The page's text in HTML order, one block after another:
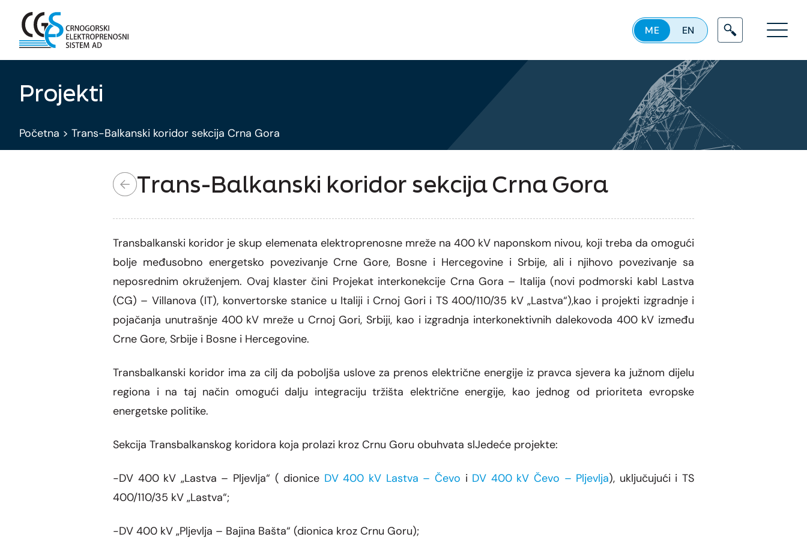
ME EN Menu
Projekti
Početna > Trans-Balkanski koridor sekcija Crna Gora
Trans-Balkanski koridor sekcija Crna Gora
Transbalkanski koridor je skup elemenata elektroprenosne mreže na 400 kV naponskom nivou, koji treba da omogući
bolje međusobno energetsko povezivanje Crne Gore, Bosne i Hercegovine i Srbije, ali i njihovo povezivanje sa
neposrednim okruženjem. Ovaj klaster čini Projekat interkonekcije Crna Gora – Italija (novi podmorski kabl Lastva
(CG) – Villanova (IT), konvertorske stanice u Italiji i Crnoj Gori i TS 400/110/35 kV „Lastva“),kao i projekti izgradnje i
pojačanja unutrašnje 400 kV mreže u Crnoj Gori, Srbiji, kao i izgradnja interkonektivnih dalekovoda 400 kV između
Crne Gore, Srbije i Bosne i Hercegovine.
Transbalkanski koridor ima za cilj da poboljša uslove za prenos električne energije iz pravca sjevera ka južnom dijelu
regiona i na taj način omogući dalju integraciju tržišta električne energije, kao jednog od prioriteta evropske
energetske politike.
Sekcija Transbalkanskog koridora koja prolazi kroz Crnu Goru obuhvata slJedeće projekte:
-DV 400 kV „Lastva – Pljevlja“ ( dionice DV 400 kV Lastva – Čevo i DV 400 kV Čevo – Pljevlja), uključujući i TS
400/110/35 kV „Lastva“;
-DV 400 kV „Pljevlja – Bajina Bašta“ (dionica kroz Crnu Goru);